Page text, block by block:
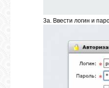
3а. Ввести логин и